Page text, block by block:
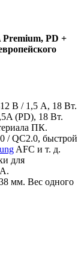
Premium, PD +
В / 1,5 А, 18 Вт.
(PD), 18 Вт.
ПК.
/ QC2.0, быстрой
AFC и т. д.
для
мм. Вес одного